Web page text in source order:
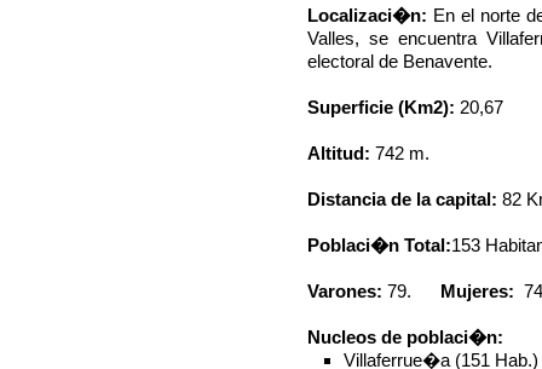
Localizaci�n: En el norte
Valles, se encuentra
electoral de Benavente.
Superficie (Km2): 20,67
Altitud: 742 m.
Distancia de la capital: 82
Poblaci�n Total:153
Varones: 79. Mujeres:
Nucleos de poblaci�n:
Villaferrue�a (151 Hab.)